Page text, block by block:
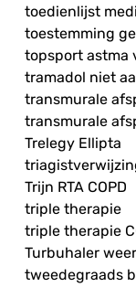
toedienlijst
toestemming
topsport astma
tramadol niet
transmurale
transmurale
Trelegy Ellipta
Trijn RTA COPD
triple therapie
triple therapie
Turbuhaler
tweedegraads